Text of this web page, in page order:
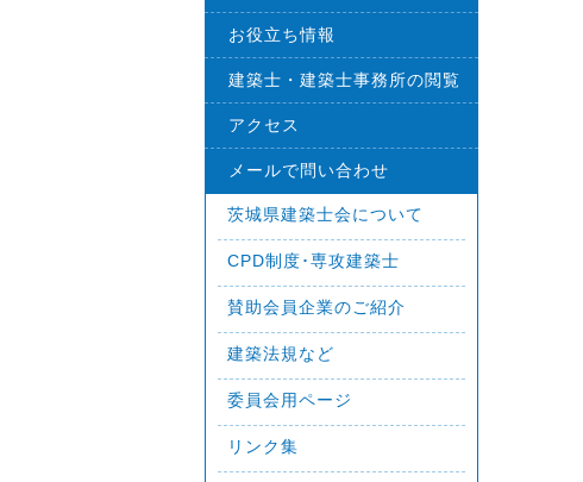
お役立ち情報
建築士・建築士事務所の閲覧
アクセス
メールで問い合わせ
茨城県建築士会について
CPD制度･専攻建築士
賛助会員企業のご紹介
建築法規など
委員会用ページ
リンク集